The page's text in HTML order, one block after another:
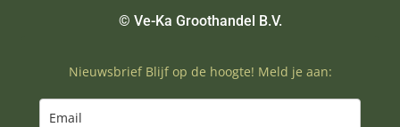
© Ve-Ka Groothandel B.V.
Nieuwsbrief Blijf op de hoogte! Meld je aan: